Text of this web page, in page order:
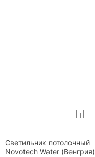
Светильник потолочный
Novotech Water (Венгрия)